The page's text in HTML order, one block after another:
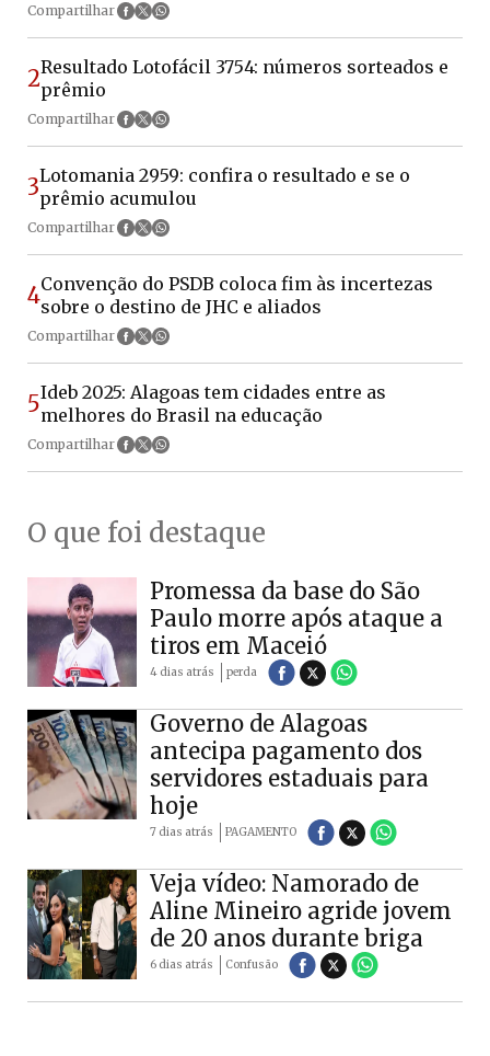
Compartilhar
2Resultado Lotofácil 3754: números sorteados e
prêmio
Compartilhar
3Lotomania 2959: confira o resultado e se o
prêmio acumulou
Compartilhar
4Convenção do PSDB coloca fim às incertezas
sobre o destino de JHC e aliados
Compartilhar
5Ideb 2025: Alagoas tem cidades entre as
melhores do Brasil na educação
Compartilhar
O que foi destaque
Promessa da base do São
Paulo morre após ataque a
tiros em Maceió
4 dias atrás perda
Governo de Alagoas
antecipa pagamento dos
servidores estaduais para
hoje
7 dias atrás PAGAMENTO
Veja vídeo: Namorado de
Aline Mineiro agride jovem
de 20 anos durante briga
6 dias atrás Confusão